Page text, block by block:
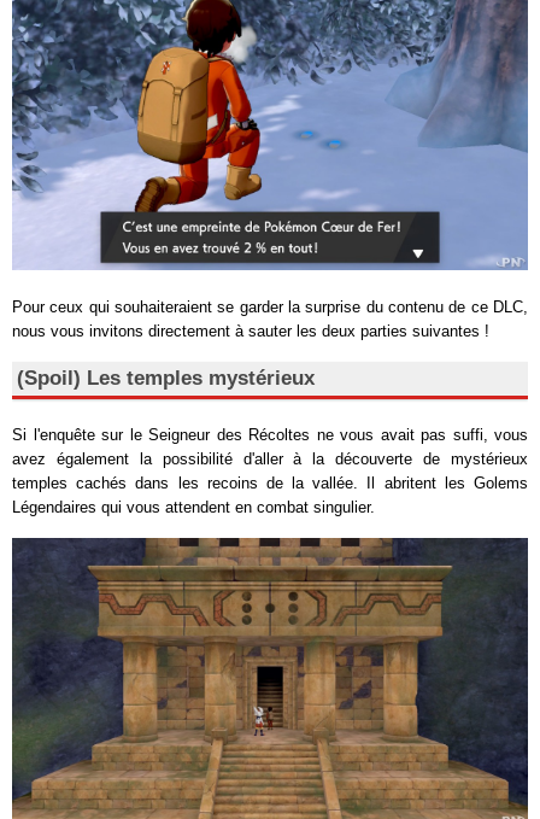
Pour ceux qui souhaiteraient se garder la surprise du contenu de ce DLC,
nous vous invitons directement à sauter les deux parties suivantes !
(Spoil) Les temples mystérieux
Si l'enquête sur le Seigneur des Récoltes ne vous avait pas suffi, vous
avez également la possibilité d'aller à la découverte de mystérieux
temples cachés dans les recoins de la vallée. Il abritent les Golems
Légendaires qui vous attendent en combat singulier.